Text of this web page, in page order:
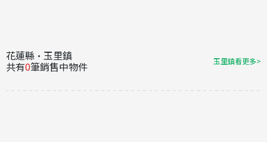
花蓮縣·玉里鎮
共有0筆銷售中物件 玉里鎮看更多>